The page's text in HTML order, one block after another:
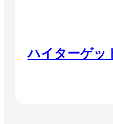
ハイターゲッ